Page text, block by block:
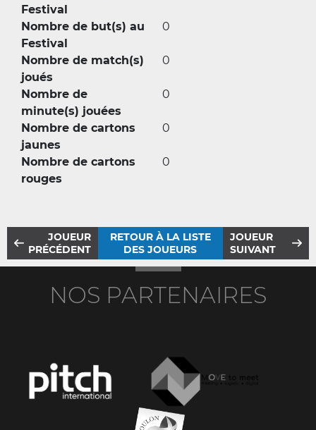
Festival
Nombre de but(s) au
Festival
0
Nombre de match(s)
joués
0
Nombre de
minute(s) jouées
0
Nombre de cartons
jaunes
0
Nombre de cartons
rouges
0
JOUEUR
PRÉCÉDENT
RETOUR À LA LISTE
DES JOUEURS
JOUEUR
SUIVANT
NOS PARTENAIRES